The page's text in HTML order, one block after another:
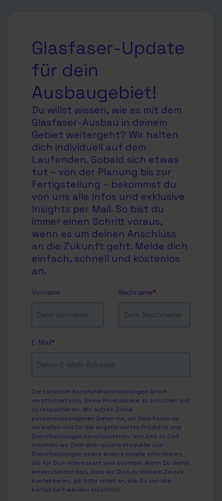
Glasfaser-Update
für dein
Ausbaugebiet!
Du willst wissen, wie es mit dem
Glasfaser-Ausbau in deinem
Gebiet weitergeht? Wir halten
dich individuell auf dem
Laufenden. Sobald sich etwas
tut – von der Planung bis zur
Fertigstellung – bekommst du
von uns alle Infos und exklusive
Insights per Mail. So bist du
immer einen Schritt voraus,
wenn es um deinen Anschluss
an die Zukunft geht. Melde dich
einfach, schnell und kostenlos
an.
Vorname Nachname*
E-Mail*
Die Lünecom Kommunikationslösungen GmbH
verpflichtet sich, Deine Privatsphäre zu schützen und
zu respektieren. Wir nutzen Deine
personenbezogenen Daten nur, um Dein Konto zu
verwalten und Dir die angeforderten Produkte und
Dienstleistungen bereitzustellen. Von Zeit zu Zeit
möchten wir Dich über unsere Produkte und
Dienstleistungen sowie andere Inhalte informieren,
die für Dich interessant sein könnten. Wenn Du damit
einverstanden bist, dass wir Dich zu diesem Zweck
kontaktieren, gib bitte unten an, wie Du von uns
kontaktiert werden möchtest.